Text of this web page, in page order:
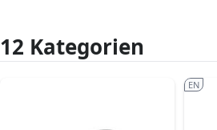
12 Kategorien
EN